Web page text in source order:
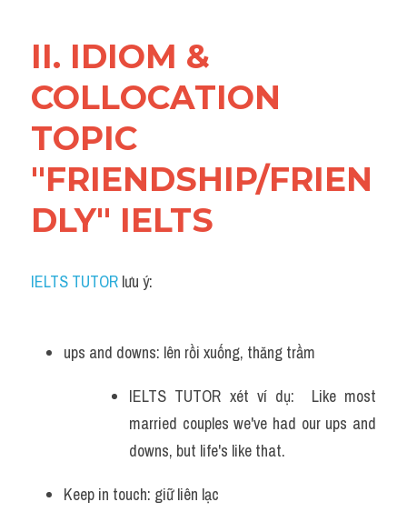
II. IDIOM &
COLLOCATION
TOPIC
"FRIENDSHIP/FRIEN
DLY" IELTS
IELTS TUTOR lưu ý:
ups and downs: lên rồi xuống, thăng trầm
IELTS TUTOR xét ví dụ:  Like most
married couples we've had our ups and
downs, but life's like that.
Keep in touch: giữ liên lạc